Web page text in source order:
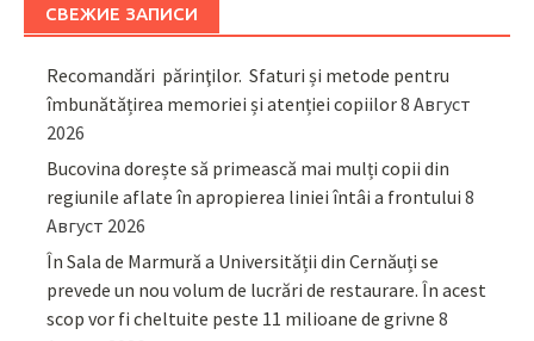
СВЕЖИЕ ЗАПИСИ
Recomandări părinţilor. Sfaturi și metode pentru
îmbunătățirea memoriei și atenției copiilor8 Август
2026
Bucovina dorește să primească mai mulți copii din
regiunile aflate în apropierea liniei întâi a frontului 8
Август 2026
În Sala de Marmură a Universității din Cernăuți se
prevede un nou volum de lucrări de restaurare. În acest
scop vor fi cheltuite peste 11 milioane de grivne 8